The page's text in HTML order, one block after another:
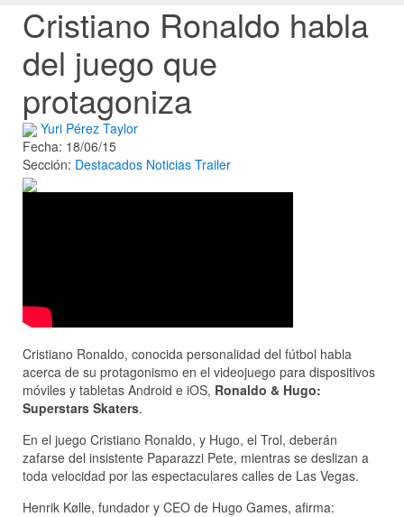
Cristiano Ronaldo habla
del juego que
protagoniza
Yuri Pérez Taylor
Fecha: 18/06/15
Sección: Destacados Noticias Trailer
Cristiano Ronaldo, conocida personalidad del fútbol habla
acerca de su protagonismo en el videojuego para dispositivos
móviles y tabletas Android e iOS, Ronaldo & Hugo:
Superstars Skaters.
En el juego Cristiano Ronaldo, y Hugo, el Trol, deberán
zafarse del insistente Paparazzi Pete, mientras se deslizan a
toda velocidad por las espectaculares calles de Las Vegas.
Henrik Kølle, fundador y CEO de Hugo Games, afirma: